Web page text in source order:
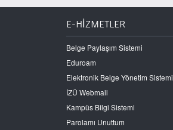
E-HİZMETLER
Belge Paylaşım Sistemi
Eduroam
Elektronik Belge Yönetim Sistemi
İZÜ Webmail
Kampüs Bilgi Sistemi
Parolamı Unuttum